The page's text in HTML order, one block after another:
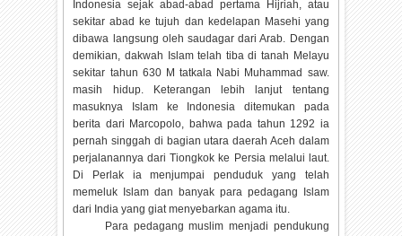
Indonesia sejak abad-abad pertama Hijriah, atau
sekitar abad ke tujuh dan kedelapan Masehi yang
dibawa langsung oleh saudagar dari Arab. Dengan
demikian, dakwah Islam telah tiba di tanah Melayu
sekitar tahun 630 M tatkala Nabi Muhammad saw.
masih hidup. Keterangan lebih lanjut tentang
masuknya Islam ke Indonesia ditemukan pada
berita dari Marcopolo, bahwa pada tahun 1292 ia
pernah singgah di bagian utara daerah Aceh dalam
perjalanannya dari Tiongkok ke Persia melalui laut.
Di Perlak ia menjumpai penduduk yang telah
memeluk Islam dan banyak para pedagang Islam
dari India yang giat menyebarkan agama itu.
Para pedagang muslim menjadi pendukung